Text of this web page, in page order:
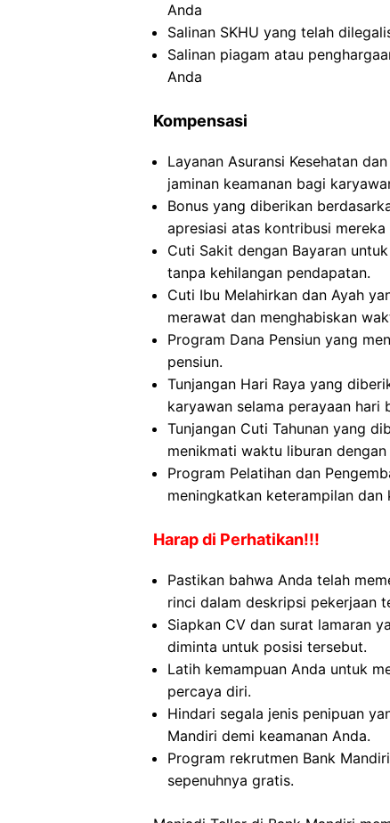
Anda
Salinan SKHU yang telah
Salinan piagam atau
Anda
Kompensasi
Layanan Asuransi Kesehatan
jaminan keamanan bagi
Bonus yang diberikan
apresiasi atas kontribusi mereka
Cuti Sakit dengan Bayaran
tanpa kehilangan pendapatan.
Cuti Ibu Melahirkan dan Ayah
merawat dan menghabiskan
Program Dana Pensiun yang
pensiun.
Tunjangan Hari Raya yang
karyawan selama perayaan hari
Tunjangan Cuti Tahunan yang
menikmati waktu liburan
Program Pelatihan dan
meningkatkan keterampilan dan
Harap di Perhatikan!!!
Pastikan bahwa Anda telah
rinci dalam deskripsi pekerjaan
Siapkan CV dan surat lamaran
diminta untuk posisi tersebut.
Latih kemampuan Anda untuk
percaya diri.
Hindari segala jenis penipuan
Mandiri demi keamanan Anda.
Program rekrutmen Bank
sepenuhnya gratis.